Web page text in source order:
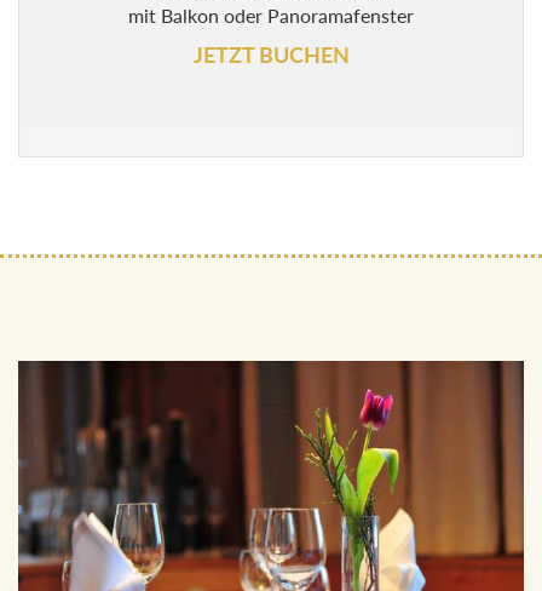
mit Balkon oder Panoramafenster
JETZT BUCHEN